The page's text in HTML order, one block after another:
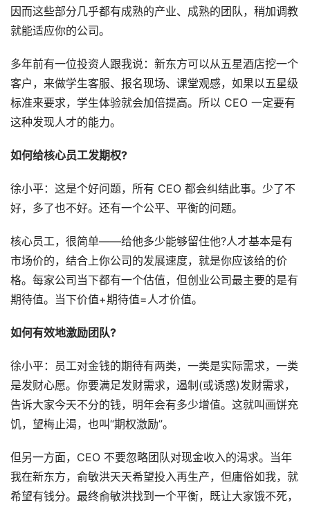
因而这些部分几乎都有成熟的产业、成熟的团队，稍加调教
就能适应你的公司。
多年前有一位投资人跟我说：新东方可以从五星酒店挖一个
客户，来做学生客服、报名现场、课堂观感，如果以五星级
标准来要求，学生体验就会加倍提高。所以 CEO 一定要有
这种发现人才的能力。
如何给核心员工发期权?
徐小平：这是个好问题，所有 CEO 都会纠结此事。少了不
好，多了也不好。还有一个公平、平衡的问题。
核心员工，很简单——给他多少能够留住他?人才基本是有
市场价的，结合上你公司的发展速度，就是你应该给的价
格。每家公司当下都有一个估值，但创业公司最主要的是有
期待值。当下价值+期待值=人才价值。
如何有效地激励团队?
徐小平：员工对金钱的期待有两类，一类是实际需求，一类
是发财心愿。你要满足发财需求，遏制(或诱惑)发财需求，
告诉大家今天不分的钱，明年会有多少增值。这就叫画饼充
饥，望梅止渴，也叫“期权激励”。
但另一方面，CEO 不要忽略团队对现金收入的渴求。当年
我在新东方，俞敏洪天天希望投入再生产，但庸俗如我，就
希望有钱分。最终俞敏洪找到一个平衡，既让大家饿不死，